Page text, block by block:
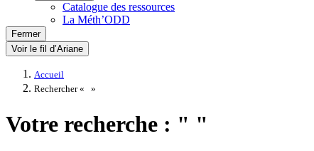
Catalogue des ressources
La Méth’ODD
Fermer
Voir le fil d’Ariane
Accueil
Rechercher «
»
Votre recherche : " "